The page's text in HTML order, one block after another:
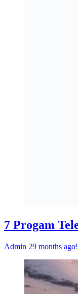
7 Progam
Admin 29 months ago